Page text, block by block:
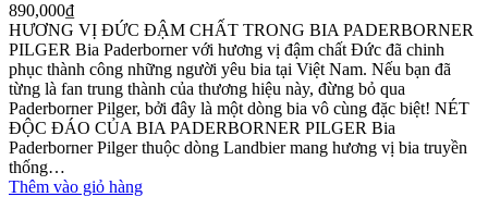
890,000₫
HƯƠNG VỊ ĐỨC ĐẬM CHẤT TRONG BIA PADERBORNER
PILGER Bia Paderborner với hương vị đậm chất Đức đã chinh
phục thành công những người yêu bia tại Việt Nam. Nếu bạn đã
từng là fan trung thành của thương hiệu này, đừng bỏ qua
Paderborner Pilger, bởi đây là một dòng bia vô cùng đặc biệt! NÉT
ĐỘC ĐÁO CỦA BIA PADERBORNER PILGER Bia
Paderborner Pilger thuộc dòng Landbier mang hương vị bia truyền
thống…
Thêm vào giỏ hàng